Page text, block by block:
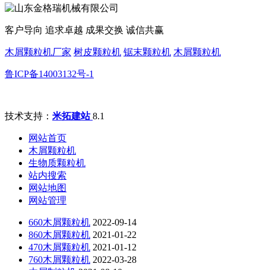
客户导向 追求卓越 成果交换 诚信共赢
木屑颗粒机厂家 树皮颗粒机 锯末颗粒机 木屑颗粒机
鲁ICP备14003132号-1
技术支持： 米拓建站8.1
网站首页
木屑颗粒机
生物质颗粒机
站内搜索
网站地图
网站管理
660木屑颗粒机 2022-09-14
860木屑颗粒机 2021-01-22
470木屑颗粒机 2021-01-12
760木屑颗粒机 2022-03-28